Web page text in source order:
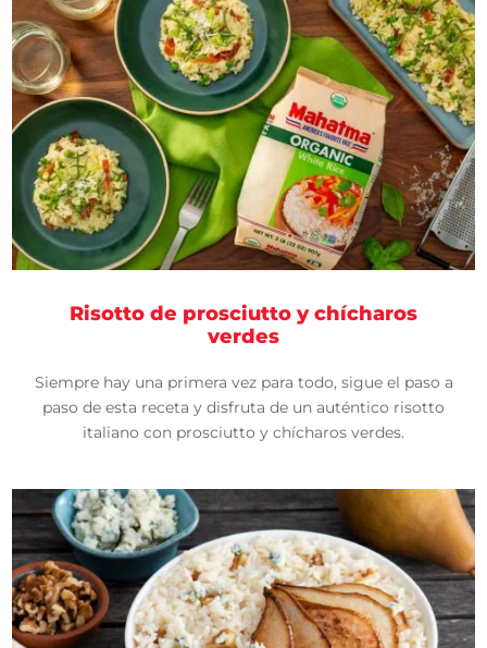
Risotto de prosciutto y chícharos
verdes
Siempre hay una primera vez para todo, sigue el paso a
paso de esta receta y disfruta de un auténtico risotto
italiano con prosciutto y chícharos verdes.